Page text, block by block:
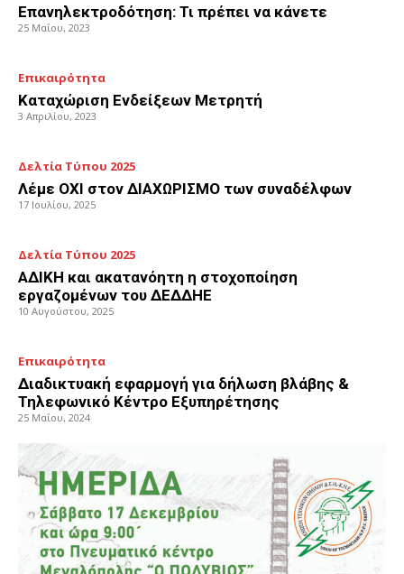
Επανηλεκτροδότηση: Τι πρέπει να κάνετε
25 Μαΐου, 2023
Επικαιρότητα
Καταχώριση Ενδείξεων Μετρητή
3 Απριλίου, 2023
Δελτία Τύπου 2025
Λέμε ΟΧΙ στον ΔΙΑΧΩΡΙΣΜΟ των συναδέλφων
17 Ιουλίου, 2025
Δελτία Τύπου 2025
ΑΔΙΚΗ και ακατανόητη η στοχοποίηση
εργαζομένων του ΔΕΔΔΗΕ
10 Αυγούστου, 2025
Επικαιρότητα
Διαδικτυακή εφαρμογή για δήλωση βλάβης &
Τηλεφωνικό Κέντρο Εξυπηρέτησης
25 Μαΐου, 2024